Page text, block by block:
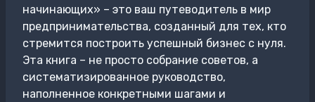
начинающих» – это ваш путеводитель в мир
предпринимательства, созданный для тех, кто
стремится построить успешный бизнес с нуля.
Эта книга – не просто собрание советов, а
систематизированное руководство,
наполненное конкретными шагами и